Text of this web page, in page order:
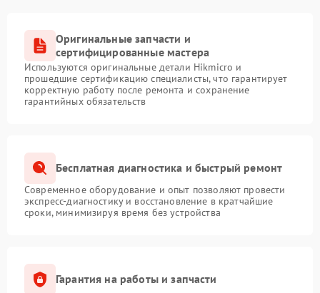
Оригинальные запчасти и
сертифицированные мастера
Используются оригинальные детали Hikmicro и
прошедшие сертификацию специалисты, что гарантирует
корректную работу после ремонта и сохранение
гарантийных обязательств
Бесплатная диагностика и быстрый ремонт
Современное оборудование и опыт позволяют провести
экспресс-диагностику и восстановление в кратчайшие
сроки, минимизируя время без устройства
Гарантия на работы и запчасти